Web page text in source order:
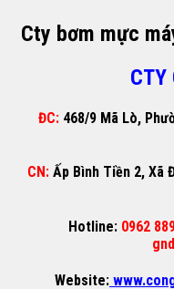
Cty bơm mực
CTY
ĐC: 468/9 Mã Lò,
CN: Ấp Bình Tiền 2, Xã
Hotline: 0962
Website: